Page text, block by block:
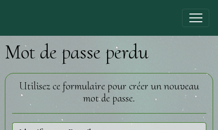
Mot de passe perdu
Utilisez ce formulaire pour créer un nouveau
mot de passe.